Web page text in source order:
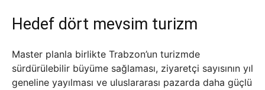
Hedef dört mevsim turizm
Master planla birlikte Trabzon’un turizmde
sürdürülebilir büyüme sağlaması, ziyaretçi sayısının yıl
geneline yayılması ve uluslararası pazarda daha güçlü